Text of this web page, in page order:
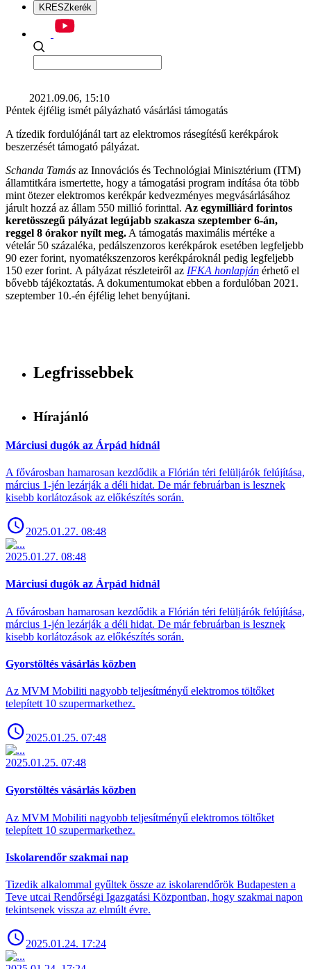
KRESZkerék
2021.09.06, 15:10
Péntek éjfélig ismét pályázható vásárlási támogatás
A tízedik fordulójánál tart az elektromos rásegítésű kerékpárok
beszerzését támogató pályázat.
Schanda Tamás az Innovációs és Technológiai Minisztérium (ITM)
államtitkára ismertette, hogy a támogatási program indítása óta több
mint ötezer elektromos kerékpár kedvezményes megvásárlásához
járult hozzá az állam 550 millió forinttal. Az egymilliárd forintos
keretösszegű pályázat legújabb szakasza szeptember 6-án,
reggel 8 órakor nyílt meg. A támogatás maximális mértéke a
vételár 50 százaléka, pedálszenzoros kerékpárok esetében legfeljebb
90 ezer forint, nyomatékszenzoros kerékpároknál pedig legfeljebb
150 ezer forint. A pályázat részleteiről az IFKA honlapján érhető el
bővebb tájékoztatás. A dokumentumokat ebben a fordulóban 2021.
szeptember 10.-én éjfélig lehet benyújtani.
Legfrissebbek
Hírajánló
Márciusi dugók az Árpád hídnál
A fővárosban hamarosan kezdődik a Flórián téri felüljárók felújítása,
március 1-jén lezárják a déli hidat. De már februárban is lesznek
kisebb korlátozások az előkészítés során.
2025.01.27. 08:48
2025.01.27. 08:48
Márciusi dugók az Árpád hídnál
A fővárosban hamarosan kezdődik a Flórián téri felüljárók felújítása,
március 1-jén lezárják a déli hidat. De már februárban is lesznek
kisebb korlátozások az előkészítés során.
Gyorstöltés vásárlás közben
Az MVM Mobiliti nagyobb teljesítményű elektromos töltőket
telepített 10 szupermarkethez.
2025.01.25. 07:48
2025.01.25. 07:48
Gyorstöltés vásárlás közben
Az MVM Mobiliti nagyobb teljesítményű elektromos töltőket
telepített 10 szupermarkethez.
Iskolarendőr szakmai nap
Tizedik alkalommal gyűltek össze az iskolarendőrök Budapesten a
Teve utcai Rendőrségi Igazgatási Központban, hogy szakmai napon
tekintsenek vissza az elmúlt évre.
2025.01.24. 17:24